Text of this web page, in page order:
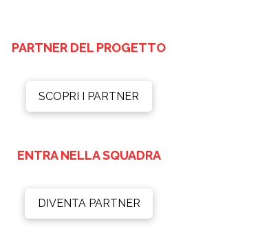
PARTNER DEL PROGETTO
SCOPRI I PARTNER
ENTRA NELLA SQUADRA
DIVENTA PARTNER